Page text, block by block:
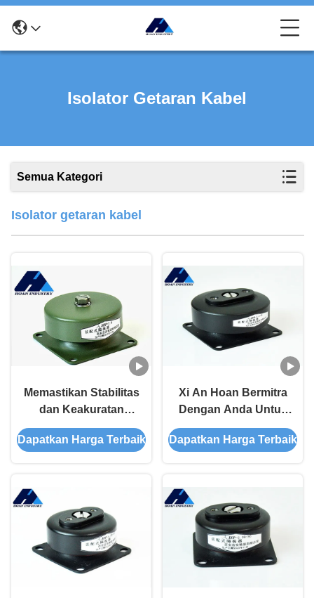
Isolator Getaran Kabel
Semua Kategori
Isolator getaran kabel
Memastikan Stabilitas
dan Keakuratan
Peralatan dengan
Isolator Getaran Kabel
Dapatkan Harga Terbaik
Xi An Hoan Bermitra
Dengan Anda Untuk
Lingkungan Bebas
Getaran Dengan
Dapatkan Harga Terbaik